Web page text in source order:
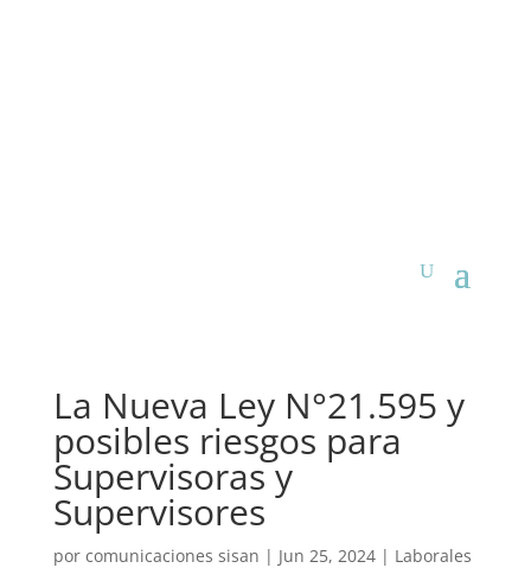
La Nueva Ley N°21.595 y
posibles riesgos para
Supervisoras y
Supervisores
por comunicaciones sisan | Jun 25, 2024| Laborales